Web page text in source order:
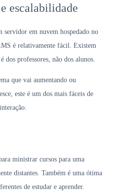
escalabilidade
servidor em nuvem hospedado no
é relativamente fácil. Existem
dos professores, não dos alunos.
que vai aumentando ou
este é um dos mais fáceis de
ministrar cursos para uma
distantes. Também é uma ótima
de estudar e aprender.